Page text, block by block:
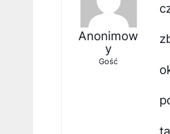
Anonimow
y
Gość